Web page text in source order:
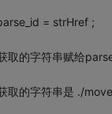
= strHref ;
取的字符串赋给
取的字符串是 ./